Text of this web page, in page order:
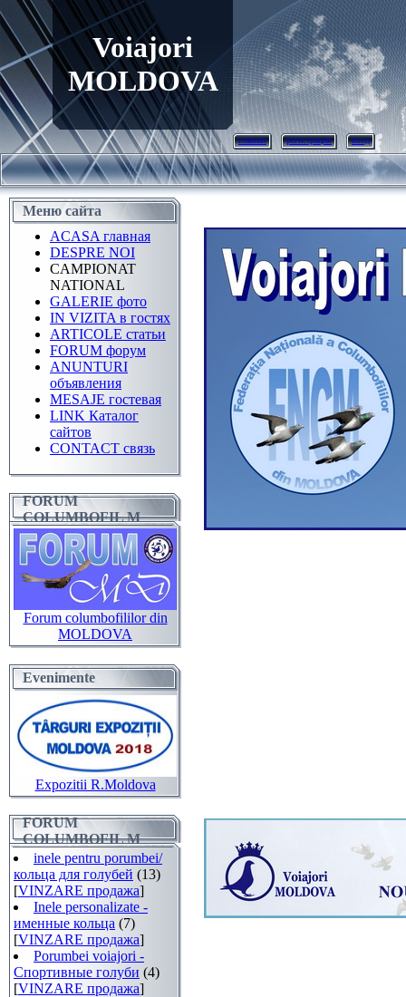
Voiajori
MOLDOVA
главная регистрация вход
Меню сайта
ACASA главная
DESPRE NOI
CAMPIONAT
NATIONAL
GALERIE фото
IN VIZITA в гостях
ARTICOLE статьи
FORUM форум
ANUNTURI
объявления
MESAJE гостевая
LINK Каталог
сайтов
CONTACT связь
FORUM
COLUMBOFIL M
Forum columbofililor din
MOLDOVA
Evenimente
Expozitii R.Moldova
FORUM
COLUMBOFIL M
inele pentru porumbei/
кольца для голубей (13)
[VINZARE продажа]
Inele personalizate -
именные кольца (7)
[VINZARE продажа]
Porumbei voiajori -
Спортивные голуби (4)
[VINZARE продажа]